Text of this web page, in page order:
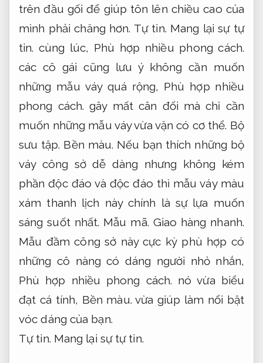
trên đầu gối để giúp tôn lên chiều cao của
mình phải chăng hơn. Tự tin. Mang lại sự tự
tin. cùng lúc, Phù hợp nhiều phong cách.
các cô gái cũng lưu ý không cần muốn
những mẫu váy quá rộng, Phù hợp nhiều
phong cách. gây mất cân đối mà chỉ cần
muốn những mẫu váy vừa vặn có cơ thể. Bộ
sưu tập. Bền màu. Nếu bạn thích những bộ
váy công sở dễ dàng nhưng không kém
phần độc đáo và độc đáo thì mẫu váy màu
xám thanh lịch này chính là sự lựa muốn
sáng suốt nhất. Mẫu mã. Giao hàng nhanh.
Mẫu đầm công sở này cực kỳ phù hợp có
những cô nàng có dáng người nhỏ nhắn,
Phù hợp nhiều phong cách. nó vừa biểu
đạt cá tính, Bền màu. vừa giúp làm nổi bật
vóc dáng của bạn.
Tự tin. Mang lại sự tự tin.